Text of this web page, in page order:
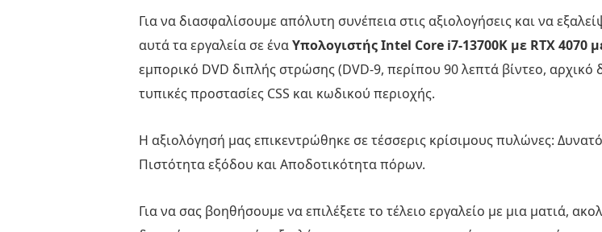
Για να διασφαλίσουμε απόλυτη συνέπεια στις αξιολογήσεις και να
αυτά τα εργαλεία σε έναΥπολογιστής Intel Core i7-13700K με RTX 4070
εμπορικό DVD διπλής στρώσης (DVD-9, περίπου 90 λεπτά βίντεο, αρχικό
τυπικές προστασίες CSS και κωδικού περιοχής.
Η αξιολόγησή μας επικεντρώθηκε σε τέσσερις κρίσιμους πυλώνες:
Πιστότητα εξόδου και Αποδοτικότητα πόρων.
Για να σας βοηθήσουμε να επιλέξετε το τέλειο εργαλείο με μια ματιά,